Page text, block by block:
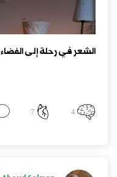
الشعر في رحلة إلى الفضاء
4
7